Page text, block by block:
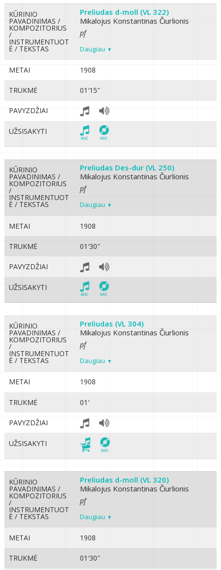
KŪRINIO
PAVADINIMAS /
KOMPOZITORIUS
/
INSTRUMENTUOT
Ė / TEKSTAS
Preliudas d-moll (VL 322)
Mikalojus Konstantinas Čiurlionis
pf
Daugiau
METAI 1908
TRUKMĖ 01′15″
PAVYZDŽIAI
UŽSISAKYTI
KŪRINIO
PAVADINIMAS /
KOMPOZITORIUS
/
INSTRUMENTUOT
Ė / TEKSTAS
Preliudas Des-dur (VL 250)
Mikalojus Konstantinas Čiurlionis
pf
Daugiau
METAI 1908
TRUKMĖ 01′30″
PAVYZDŽIAI
UŽSISAKYTI
KŪRINIO
PAVADINIMAS /
KOMPOZITORIUS
/
INSTRUMENTUOT
Ė / TEKSTAS
Preliudas (VL 304)
Mikalojus Konstantinas Čiurlionis
pf
Daugiau
METAI 1908
TRUKMĖ 01′
PAVYZDŽIAI
UŽSISAKYTI
KŪRINIO
PAVADINIMAS /
KOMPOZITORIUS
/
INSTRUMENTUOT
Ė / TEKSTAS
Preliudas d-moll (VL 320)
Mikalojus Konstantinas Čiurlionis
pf
Daugiau
METAI 1908
TRUKMĖ 01′30″